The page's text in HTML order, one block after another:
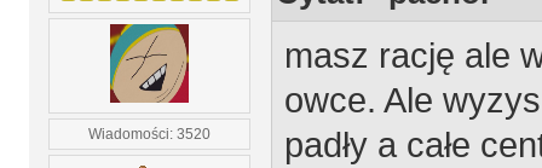
Wiadomości: 3520
masz rację ale
owce. Ale
padły a całe